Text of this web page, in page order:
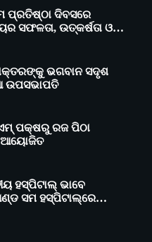
ଭଗବାନ ସଦୃଶ
ଉପସଭାପତି
ପକ୍ଷରୁ ରଜ ପିଠା
ଆୟୋଜିତ
ହସ୍ପିଟାଲ୍ ଭାବେ
ସମ ହସ୍ପିଟାଲ୍‌ରେ
ସ୍ଥାପନ
କାର୍ଯ୍ୟକ୍ରମ ଅଧୀନରେ
୧୬ଟି କୃଷକ ପ୍ରଶିକ୍ଷଣ